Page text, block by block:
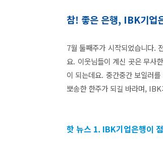
참! 좋은 은행, IBK기업
7월 둘째주가 시작되었습니다.
요. 이웃님들이 계신 곳은 무사
이 되는데요. 중간중간 보일러
뽀송한 한주가 되길 바라며,
핫 뉴스 1. IBK기업은행이